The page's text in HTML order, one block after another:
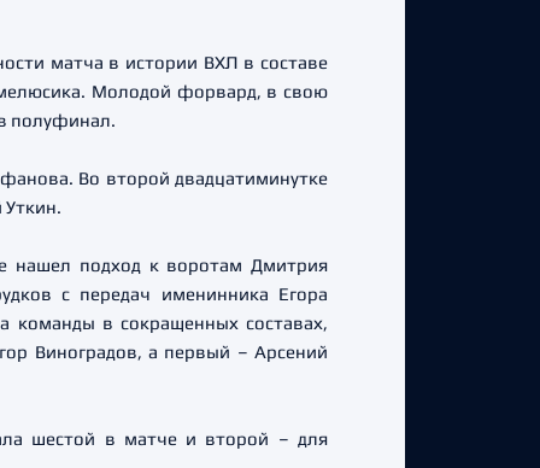
матча в истории ВХЛ в составе
Молодой форвард, в свою
полуфинал.
Во второй двадцатиминутке
нашел подход к воротам Дмитрия
с передач именинника Егора
команды в сокращенных составах,
Виноградов, а первый – Арсений
шестой в матче и второй – для